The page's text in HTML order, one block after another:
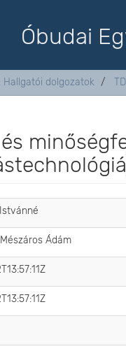
Óbudai
Hallgatói dolgozatok
Ádám